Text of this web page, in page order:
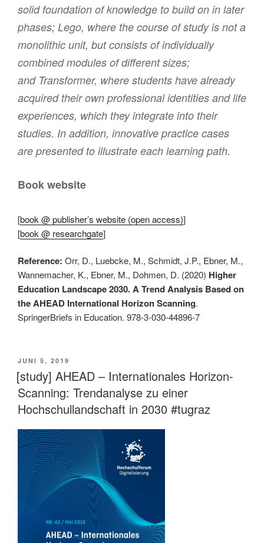
solid foundation of knowledge to build on in later
phases; Lego, where the course of study is not a
monolithic unit, but consists of individually
combined modules of different sizes;
and Transformer, where students have already
acquired their own professional identities and life
experiences, which they integrate into their
studies. In addition, innovative practice cases
are presented to illustrate each learning path.
Book website
[book @ publisher’s website (open access)]
[book @ researchgate]
Reference: Orr, D., Luebcke, M., Schmidt, J.P., Ebner, M.,
Wannemacher, K., Ebner, M., Dohmen, D. (2020) Higher
Education Landscape 2030. A Trend Analysis Based on
the AHEAD International Horizon Scanning.
SpringerBriefs in Education. 978-3-030-44896-7
VERÖFFENTLICHT
AM
JUNI 5, 2019
[study] AHEAD – Internationales Horizon-
Scanning: Trendanalyse zu einer
Hochschullandschaft in 2030 #tugraz